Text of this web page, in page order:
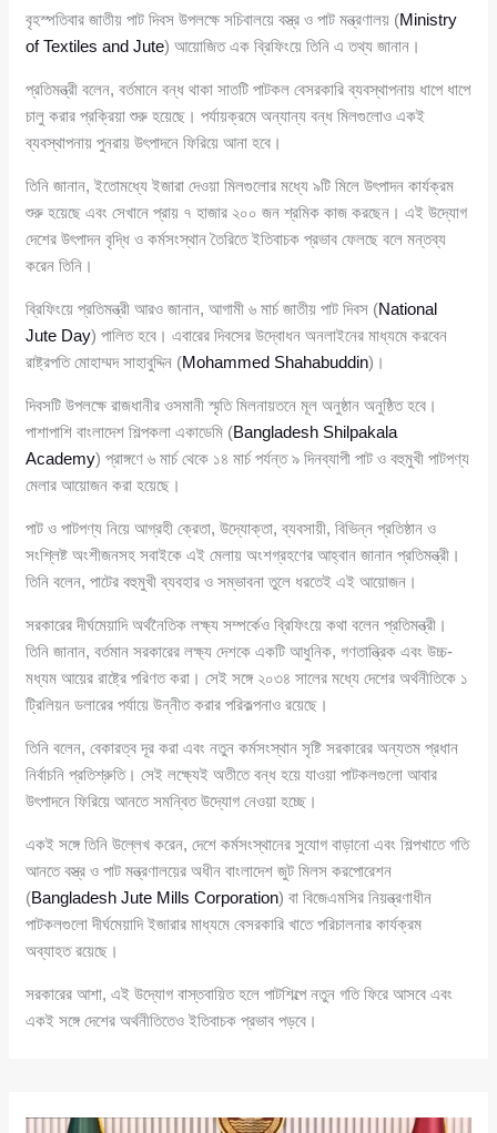
বৃহস্পতিবার জাতীয় পাট দিবস উপলক্ষে সচিবালয়ে বস্ত্র ও পাট মন্ত্রণালয় (Ministry
of Textiles and Jute) আয়োজিত এক ব্রিফিংয়ে তিনি এ তথ্য জানান।
প্রতিমন্ত্রী বলেন, বর্তমানে বন্ধ থাকা সাতটি পাটকল বেসরকারি ব্যবস্থাপনায় ধাপে ধাপে
চালু করার প্রক্রিয়া শুরু হয়েছে। পর্যায়ক্রমে অন্যান্য বন্ধ মিলগুলোও একই
ব্যবস্থাপনায় পুনরায় উৎপাদনে ফিরিয়ে আনা হবে।
তিনি জানান, ইতোমধ্যে ইজারা দেওয়া মিলগুলোর মধ্যে ৯টি মিলে উৎপাদন কার্যক্রম
শুরু হয়েছে এবং সেখানে প্রায় ৭ হাজার ২০০ জন শ্রমিক কাজ করছেন। এই উদ্যোগ
দেশের উৎপাদন বৃদ্ধি ও কর্মসংস্থান তৈরিতে ইতিবাচক প্রভাব ফেলছে বলে মন্তব্য
করেন তিনি।
ব্রিফিংয়ে প্রতিমন্ত্রী আরও জানান, আগামী ৬ মার্চ জাতীয় পাট দিবস (National
Jute Day) পালিত হবে। এবারের দিবসের উদ্বোধন অনলাইনের মাধ্যমে করবেন
রাষ্ট্রপতি মোহাম্মদ সাহাবুদ্দিন (Mohammed Shahabuddin)।
দিবসটি উপলক্ষে রাজধানীর ওসমানী স্মৃতি মিলনায়তনে মূল অনুষ্ঠান অনুষ্ঠিত হবে।
পাশাপাশি বাংলাদেশ শিল্পকলা একাডেমি (Bangladesh Shilpakala
Academy) প্রাঙ্গণে ৬ মার্চ থেকে ১৪ মার্চ পর্যন্ত ৯ দিনব্যাপী পাট ও বহুমুখী পাটপণ্য
মেলার আয়োজন করা হয়েছে।
পাট ও পাটপণ্য নিয়ে আগ্রহী ক্রেতা, উদ্যোক্তা, ব্যবসায়ী, বিভিন্ন প্রতিষ্ঠান ও
সংশ্লিষ্ট অংশীজনসহ সবাইকে এই মেলায় অংশগ্রহণের আহ্বান জানান প্রতিমন্ত্রী।
তিনি বলেন, পাটের বহুমুখী ব্যবহার ও সম্ভাবনা তুলে ধরতেই এই আয়োজন।
সরকারের দীর্ঘমেয়াদি অর্থনৈতিক লক্ষ্য সম্পর্কেও ব্রিফিংয়ে কথা বলেন প্রতিমন্ত্রী।
তিনি জানান, বর্তমান সরকারের লক্ষ্য দেশকে একটি আধুনিক, গণতান্ত্রিক এবং উচ্চ-
মধ্যম আয়ের রাষ্ট্রে পরিণত করা। সেই সঙ্গে ২০৩৪ সালের মধ্যে দেশের অর্থনীতিকে ১
ট্রিলিয়ন ডলারের পর্যায়ে উন্নীত করার পরিকল্পনাও রয়েছে।
তিনি বলেন, বেকারত্ব দূর করা এবং নতুন কর্মসংস্থান সৃষ্টি সরকারের অন্যতম প্রধান
নির্বাচনি প্রতিশ্রুতি। সেই লক্ষ্যেই অতীতে বন্ধ হয়ে যাওয়া পাটকলগুলো আবার
উৎপাদনে ফিরিয়ে আনতে সমন্বিত উদ্যোগ নেওয়া হচ্ছে।
একই সঙ্গে তিনি উল্লেখ করেন, দেশে কর্মসংস্থানের সুযোগ বাড়ানো এবং শিল্পখাতে গতি
আনতে বস্ত্র ও পাট মন্ত্রণালয়ের অধীন বাংলাদেশ জুট মিলস করপোরেশন
(Bangladesh Jute Mills Corporation) বা বিজেএমসির নিয়ন্ত্রণাধীন
পাটকলগুলো দীর্ঘমেয়াদি ইজারার মাধ্যমে বেসরকারি খাতে পরিচালনার কার্যক্রম
অব্যাহত রয়েছে।
সরকারের আশা, এই উদ্যোগ বাস্তবায়িত হলে পাটশিল্পে নতুন গতি ফিরে আসবে এবং
একই সঙ্গে দেশের অর্থনীতিতেও ইতিবাচক প্রভাব পড়বে।